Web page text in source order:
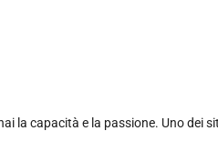
la capacità e la passione. Uno dei